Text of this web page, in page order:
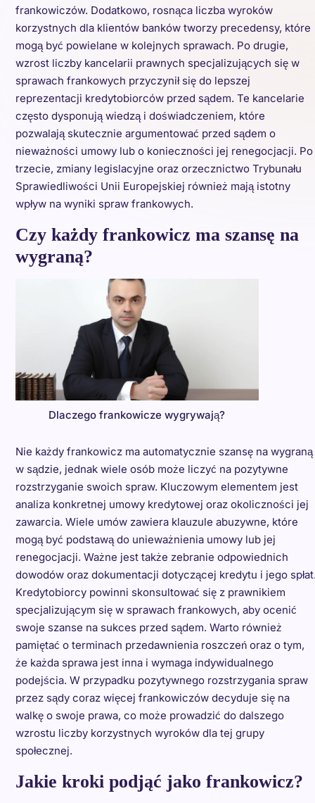
frankowiczów. Dodatkowo, rosnąca liczba wyroków
korzystnych dla klientów banków tworzy precedensy, które
mogą być powielane w kolejnych sprawach. Po drugie,
wzrost liczby kancelarii prawnych specjalizujących się w
sprawach frankowych przyczynił się do lepszej
reprezentacji kredytobiorców przed sądem. Te kancelarie
często dysponują wiedzą i doświadczeniem, które
pozwalają skutecznie argumentować przed sądem o
nieważności umowy lub o konieczności jej renegocjacji. Po
trzecie, zmiany legislacyjne oraz orzecznictwo Trybunału
Sprawiedliwości Unii Europejskiej również mają istotny
wpływ na wyniki spraw frankowych.
Czy każdy frankowicz ma szansę na
wygraną?
Dlaczego frankowicze wygrywają?
Nie każdy frankowicz ma automatycznie szansę na wygraną
w sądzie, jednak wiele osób może liczyć na pozytywne
rozstrzyganie swoich spraw. Kluczowym elementem jest
analiza konkretnej umowy kredytowej oraz okoliczności jej
zawarcia. Wiele umów zawiera klauzule abuzywne, które
mogą być podstawą do unieważnienia umowy lub jej
renegocjacji. Ważne jest także zebranie odpowiednich
dowodów oraz dokumentacji dotyczącej kredytu i jego
Kredytobiorcy powinni skonsultować się z prawnikiem
specjalizującym się w sprawach frankowych, aby ocenić
swoje szanse na sukces przed sądem. Warto również
pamiętać o terminach przedawnienia roszczeń oraz o tym,
że każda sprawa jest inna i wymaga indywidualnego
podejścia. W przypadku pozytywnego rozstrzygania spraw
przez sądy coraz więcej frankowiczów decyduje się na
walkę o swoje prawa, co może prowadzić do dalszego
wzrostu liczby korzystnych wyroków dla tej grupy
społecznej.
Jakie kroki podjąć jako frankowicz?